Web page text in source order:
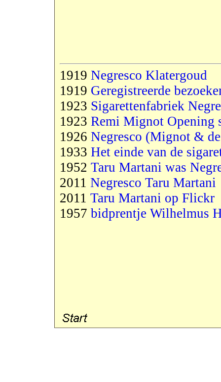
1919 Negresco Klatergoud
1919 Geregistreerde
1923 Sigarettenfabriek
1923 Remi Mignot Opening
1926 Negresco (Mignot &
1933 Het einde van de
1952 Taru Martani was
2011 Negresco Taru Martani
2011 Taru Martani op Flickr
1957 bidprentje Wilhelmus